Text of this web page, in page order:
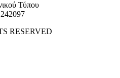
Τύπου
RESERVED